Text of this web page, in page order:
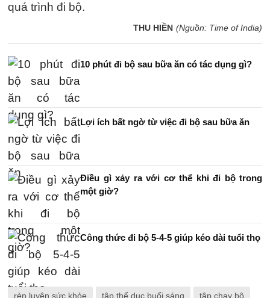
quá trình đi bộ.
THU HIỀN (Nguồn: Time of India)
10 phút đi bộ sau bữa ăn có tác dụng gì?
Lợi ích bất ngờ từ việc đi bộ sau bữa ăn
Điều gì xảy ra với cơ thể khi đi bộ trong
một giờ?
Công thức đi bộ 5-4-5 giúp kéo dài tuổi thọ
rèn luyện sức khỏe tập thể dục buổi sáng tập chạy bộ